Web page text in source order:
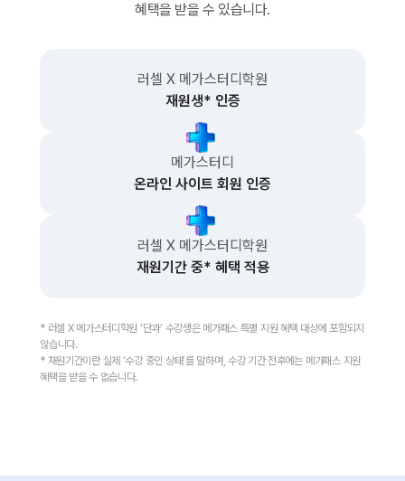
혜택을 받을 수 있습니다.
러셀 X 메가스터디학원
재원생* 인증
메가스터디
온라인 사이트 회원 인증
러셀 X 메가스터디학원
재원기간 중* 혜택 적용
* 러셀 X 메가스터디학원 ‘단과’ 수강생은 메가패스 특별 지원 혜택 대상에 포함되지
않습니다.
* 재원기간이란 실제 ‘수강 중인 상태’를 말하며, 수강 기간 전후에는 메가패스 지원
혜택을 받을 수 없습니다.